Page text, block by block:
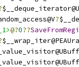
?
@?0??